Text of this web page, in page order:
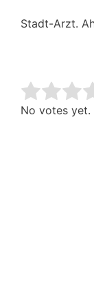
Stadt-Arzt.
Rate this item:
No votes yet.